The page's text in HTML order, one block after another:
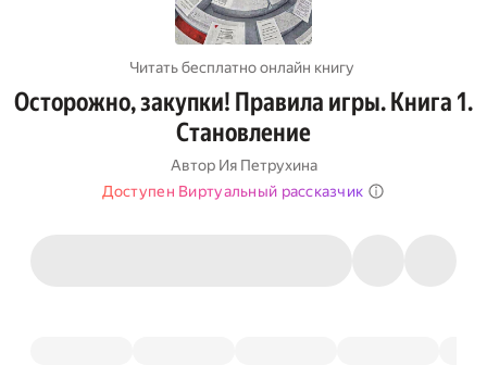
Читать бесплатно онлайн книгу
Осторожно, закупки! Правила игры. Книга 1.
Становление
Автор Ия Петрухина
Доступен Виртуальный рассказчик